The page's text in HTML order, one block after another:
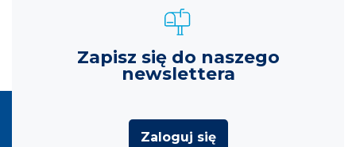
Zapisz się do naszego
newslettera
Zaloguj się